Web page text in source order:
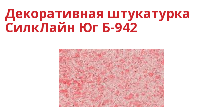
Декоративная штукатурка
СилкЛайн Юг Б-942